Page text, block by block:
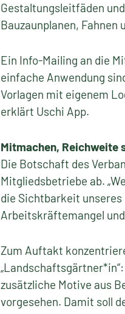
Gestaltungsleitfäden
Bauzaunplanen,
Ein Info-Mailing an die
einfache Anwendung
Vorlagen mit eigenem
erklärt Uschi App.
Mitmachen, Reichweite
Die Botschaft des
Mitgliedsbetriebe ab.
die Sichtbarkeit unseres
Arbeitskräftemangel
Zum Auftakt
zusätzliche Motive aus
vorgesehen. Damit soll